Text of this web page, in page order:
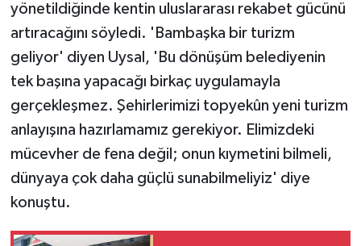
yönetildiğinde kentin uluslararası rekabet gücünü
artıracağını söyledi. 'Bambaşka bir turizm
geliyor' diyen Uysal, 'Bu dönüşüm belediyenin
tek başına yapacağı birkaç uygulamayla
gerçekleşmez. Şehirlerimizi topyekûn yeni turizm
anlayışına hazırlamamız gerekiyor. Elimizdeki
mücevher de fena değil; onun kıymetini bilmeli,
dünyaya çok daha güçlü sunabilmeliyiz' diye
konuştu.